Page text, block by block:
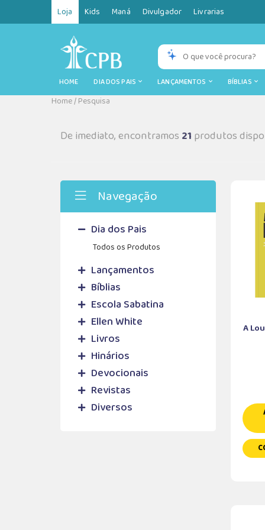
Loja Kids Maná Divulgador Livrarias
HOME DIA DOS PAIS LANÇAMENTOS BÍBLIAS
Home/Pesquisa
De imediato, encontramos 21 produtos
Navegação
Dia dos Pais
Todos os Produtos
Lançamentos
Bíblias
Escola Sabatina
Ellen White
Livros
Hinários
Devocionais
Revistas
Diversos
A